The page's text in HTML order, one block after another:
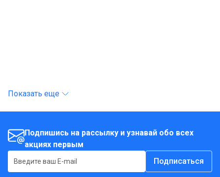
Показать еще
Подпишись на рассылку и узнавай обо всех
акциях первым
Подписаться